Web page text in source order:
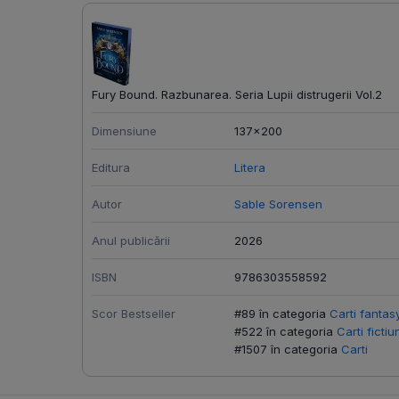
Fury Bound. Razbunarea. Seria Lupii distrugerii Vol.2
Dimensiune 137x200
Editura Litera
Autor Sable Sorensen
Anul publicării 2026
ISBN 9786303558592
Scor Bestseller #89 în categoria Carti
#522 în categoria Carti
#1507 în categoria Carti